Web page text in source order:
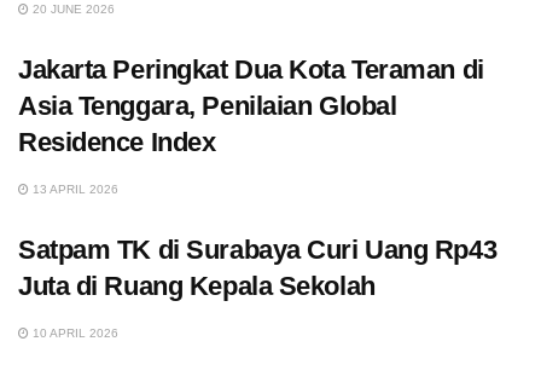
20 JUNE 2026
Jakarta Peringkat Dua Kota Teraman di
Asia Tenggara, Penilaian Global
Residence Index
13 APRIL 2026
Satpam TK di Surabaya Curi Uang Rp43
Juta di Ruang Kepala Sekolah
10 APRIL 2026